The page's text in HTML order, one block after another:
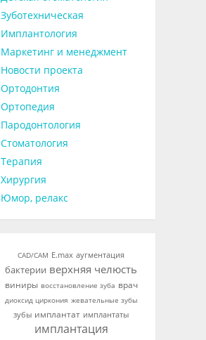
Зуботехническая
Имплантология
Маркетинг и менеджмент
Новости проекта
Ортодонтия
Ортопедия
Пародонтология
Стоматология
Терапия
Хирургия
Юмор, релакс
CAD/CAM E.max аугментация
бактерии верхняя челюсть
виниры восстановление зуба врач
диоксид циркония жевательные зубы
зубы имплантат имплантаты
имплантация